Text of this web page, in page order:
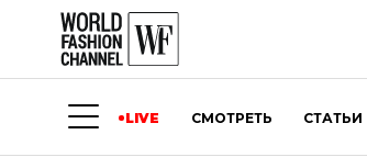
LIVE СМОТРЕТЬ СТАТЬИ